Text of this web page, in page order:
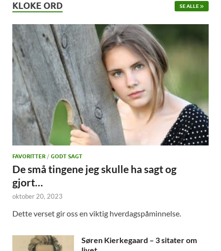
KLOKE ORD SE ALLE
FAVORITTER / GODT SAGT
De små tingene jeg skulle ha sagt og
gjort…
oktober 20, 2023
Dette verset gir oss en viktig hverdagspåminnelse.
Søren Kierkegaard – 3 sitater om